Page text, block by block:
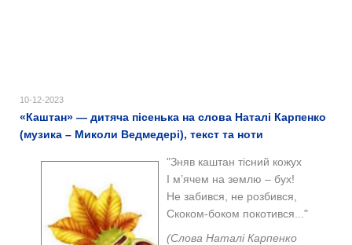
10-12-2023
«Каштан» — дитяча пісенька на слова Наталі Карпенко
(музика – Миколи Ведмедері), текст та ноти
"Зняв каштан тісний кожух
І м’ячем на землю – бух!
Не забився, не розбився,
Скоком-боком покотився..."
(Слова Наталі Карпенко